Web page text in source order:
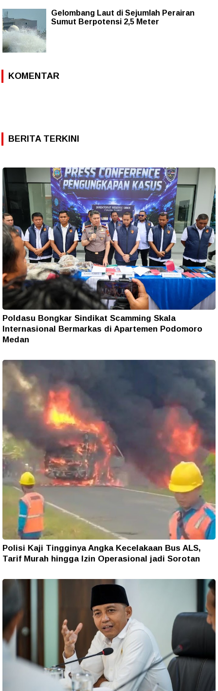
Gelombang Laut di Sejumlah Perairan
Sumut Berpotensi 2,5 Meter
KOMENTAR
BERITA TERKINI
Poldasu Bongkar Sindikat Scamming Skala
Internasional Bermarkas di Apartemen Podomoro
Medan
Polisi Kaji Tingginya Angka Kecelakaan Bus ALS,
Tarif Murah hingga Izin Operasional jadi Sorotan